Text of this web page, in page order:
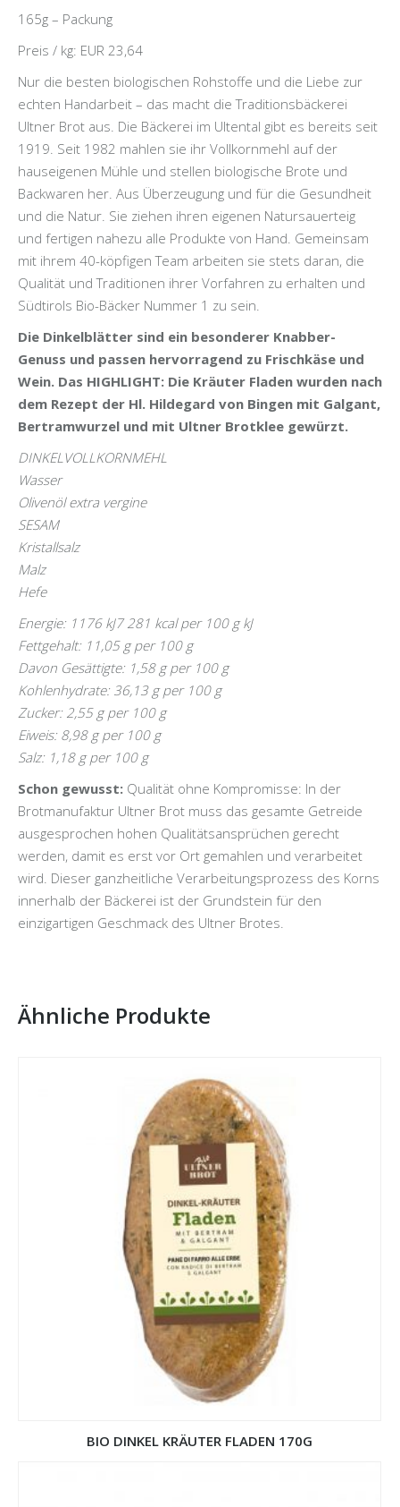
165g – Packung
Preis / kg: EUR 23,64
Nur die besten biologischen Rohstoffe und die Liebe zur
echten Handarbeit – das macht die Traditionsbäckerei
Ultner Brot aus. Die Bäckerei im Ultental gibt es bereits seit
1919. Seit 1982 mahlen sie ihr Vollkornmehl auf der
hauseigenen Mühle und stellen biologische Brote und
Backwaren her. Aus Überzeugung und für die Gesundheit
und die Natur. Sie ziehen ihren eigenen Natursauerteig
und fertigen nahezu alle Produkte von Hand. Gemeinsam
mit ihrem 40-köpfigen Team arbeiten sie stets daran, die
Qualität und Traditionen ihrer Vorfahren zu erhalten und
Südtirols Bio-Bäcker Nummer 1 zu sein.
Die Dinkelblätter sind ein besonderer Knabber-
Genuss und passen hervorragend zu Frischkäse und
Wein. Das HIGHLIGHT: Die Kräuter Fladen wurden nach
dem Rezept der Hl. Hildegard von Bingen mit Galgant,
Bertramwurzel und mit Ultner Brotklee gewürzt.
DINKELVOLLKORNMEHL
Wasser
Olivenöl extra vergine
SESAM
Kristallsalz
Malz
Hefe
Energie: 1176 kJ7 281 kcal per 100 g kJ
Fettgehalt: 11,05 g per 100 g
Davon Gesättigte: 1,58 g per 100 g
Kohlenhydrate: 36,13 g per 100 g
Zucker: 2,55 g per 100 g
Eiweis: 8,98 g per 100 g
Salz: 1,18 g per 100 g
Schon gewusst: Qualität ohne Kompromisse: In der
Brotmanufaktur Ultner Brot muss das gesamte Getreide
ausgesprochen hohen Qualitätsansprüchen gerecht
werden, damit es erst vor Ort gemahlen und verarbeitet
wird. Dieser ganzheitliche Verarbeitungsprozess des Korns
innerhalb der Bäckerei ist der Grundstein für den
einzigartigen Geschmack des Ultner Brotes.
Ähnliche Produkte
BIO DINKEL KRÄUTER FLADEN 170G